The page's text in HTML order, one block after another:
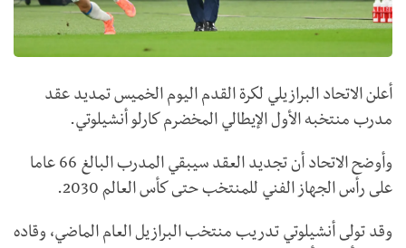
أعلن ‌الاتحاد البرازيلي لكرة القدم اليوم الخميس تمديد عقد
مدرب منتخبه الأول الإيطالي المخضرم كارلو ⁠أنشيلوتي.
وأوضح الاتحاد أن تجديد العقد سيبقي المدرب البالغ 66 عاما
على رأس الجهاز الفني للمنتخب حتى كأس العالم 2030.
وقد تولى أنشيلوتي تدريب منتخب البرازيل العام الماضي، وقاده